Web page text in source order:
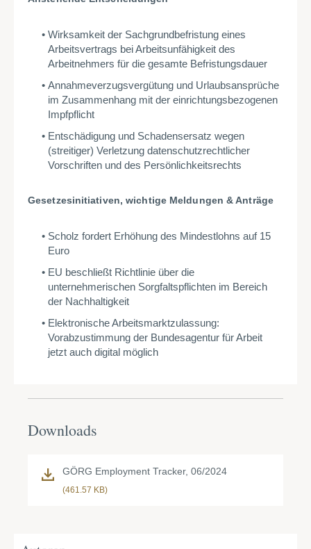
Wirksamkeit der Sachgrundbefristung eines
Arbeitsvertrags bei Arbeitsunfähigkeit des
Arbeitnehmers für die gesamte Befristungsdauer
Annahmeverzugsvergütung und Urlaubsansprüche
im Zusammenhang mit der einrichtungsbezogenen
Impfpflicht
Entschädigung und Schadensersatz wegen
(streitiger) Verletzung datenschutzrechtlicher
Vorschriften und des Persönlichkeitsrechts
Gesetzesinitiativen, wichtige Meldungen & Anträge
Scholz fordert Erhöhung des Mindestlohns auf 15
Euro
EU beschließt Richtlinie über die
unternehmerischen Sorgfaltspflichten im Bereich
der Nachhaltigkeit
Elektronische Arbeitsmarktzulassung:
Vorabzustimmung der Bundesagentur für Arbeit
jetzt auch digital möglich
Downloads
GÖRG Employment Tracker, 06/2024
(461.57 KB)